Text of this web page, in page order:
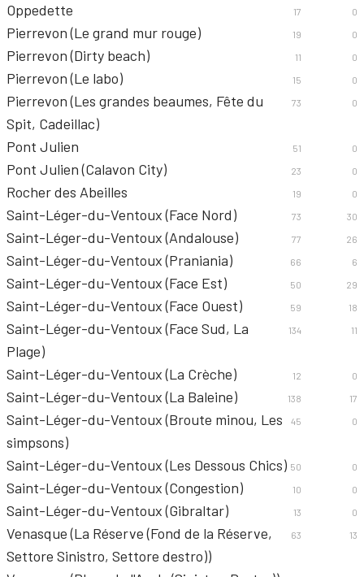
Oppedette 17 0
Pierrevon (Le grand mur rouge) 19 0
Pierrevon (Dirty beach) 11 0
Pierrevon (Le labo) 15 0
Pierrevon (Les grandes beaumes, Fête du
Spit, Cadeillac)
73 0
Pont Julien 51 0
Pont Julien (Calavon City) 23 0
Rocher des Abeilles 19 0
Saint-Léger-du-Ventoux (Face Nord) 73 30
Saint-Léger-du-Ventoux (Andalouse) 77 26
Saint-Léger-du-Ventoux (Praniania) 66 6
Saint-Léger-du-Ventoux (Face Est) 50 29
Saint-Léger-du-Ventoux (Face Ouest) 59 18
Saint-Léger-du-Ventoux (Face Sud, La
Plage)
134 11
Saint-Léger-du-Ventoux (La Crèche) 12 0
Saint-Léger-du-Ventoux (La Baleine) 138 17
Saint-Léger-du-Ventoux (Broute minou, Les
simpsons)
45 0
Saint-Léger-du-Ventoux (Les Dessous Chics) 50 0
Saint-Léger-du-Ventoux (Congestion) 10 0
Saint-Léger-du-Ventoux (Gibraltar) 13 0
Venasque (La Réserve (Fond de la Réserve,
Settore Sinistro, Settore destro))
63 13